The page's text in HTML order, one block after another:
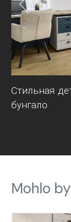
Стильная
бунгало
Mohlo